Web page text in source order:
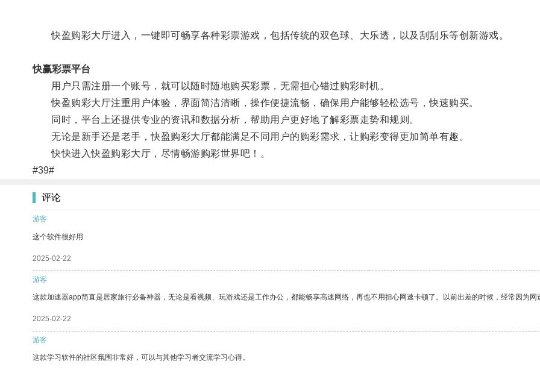
快盈购彩大厅进入，一键即可畅享各种彩票游戏，包括传统的双色球、大乐透，以及刮刮乐等创新游戏。
快赢彩票平台
用户只需注册一个账号，就可以随时随地购买彩票，无需担心错过购彩时机。
快盈购彩大厅注重用户体验，界面简洁清晰，操作便捷流畅，确保用户能够轻松选号，快速购买。
同时，平台上还提供专业的资讯和数据分析，帮助用户更好地了解彩票走势和规则。
无论是新手还是老手，快盈购彩大厅都能满足不同用户的购彩需求，让购彩变得更加简单有趣。
快快进入快盈购彩大厅，尽情畅游购彩世界吧！。
#39#
评论
游客
这个软件很好用
2025-02-22
游客
这款加速器app简直是居家旅行必备神器，无论是看视频、玩游戏还是工作办公，都能畅享高速网络，再也不用担心网速卡顿了。以前出差的时候，经常因为
2025-02-22
游客
这款学习软件的社区氛围非常好，可以与其他学习者交流学习心得。